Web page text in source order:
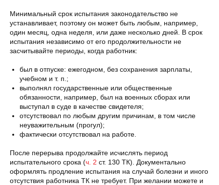
Минимальный срок испытания законодательство не
устанавливает, поэтому он может быть любым, например,
один месяц, одна неделя, или даже несколько дней. В срок
испытания независимо от его продолжительности не
засчитывайте периоды, когда работник:
был в отпуске: ежегодном, без сохранения зарплаты,
учебном и т. п.;
выполнял государственные или общественные
обязанности, например, был на военных сборах или
выступал в суде в качестве свидетеля;
отсутствовал по любым другим причинам, в том числе
неуважительным (прогул);
фактически отсутствовал на работе.
После перерыва продолжайте исчислять период
испытательного срока (ч. 2 ст. 130 ТК). Документально
оформлять продление испытания на случай болезни и иного
отсутствия работника ТК не требует. При желании можете и